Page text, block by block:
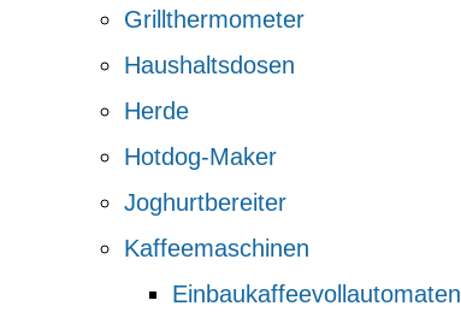
Grillthermometer
Haushaltsdosen
Herde
Hotdog-Maker
Joghurtbereiter
Kaffeemaschinen
Einbaukaffeevollautomaten